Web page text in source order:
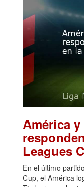
América
Leagues
En el último
Cup, el América